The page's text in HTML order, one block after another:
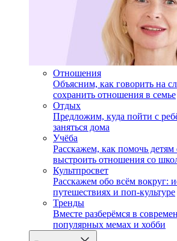
Отношения
Объясним, как говорить на
сохранить отношения в семье
Отдых
Предложим, куда пойти с
заняться дома
Учёба
Расскажем, как помочь детям
выстроить отношения со
Культпросвет
Расскажем обо всём вокруг:
путешествиях и поп-культуре
Тренды
Вместе разберёмся в
популярных мемах и хобби